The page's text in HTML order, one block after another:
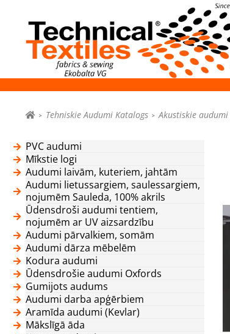
Tehniskie Audumi Katalogs Akustiskie audumi
PVC audumi
Mīkstie logi
Audumi laivām, kuteriem, jahtām
Audumi lietussargiem, saulessargiem,
nojumēm Sauleda, 100% akrils
Ūdensdroši audumi tentiem,
nojumēm ar UV aizsardzību
Audumi pārvalkiem, somām
Audumi dārza mēbelēm
Kodura audumi
Ūdensdrošie audumi Oxfords
Gumijots audums
Audumi darba apģērbiem
Aramīda audumi (Kevlar)
Mākslīgā āda